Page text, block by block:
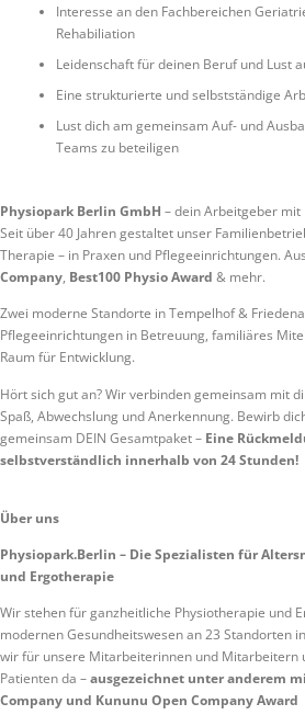
Interesse an den Fachbereichen
Rehabiliation
Leidenschaft für deinen Beruf und Lust
Eine strukturierte und selbstständige
Lust dich am gemeinsam Auf- und
Teams zu beteiligen
Physiopark Berlin GmbH – dein Arbeitgeber mit
Seit über 40 Jahren gestaltet unser
Therapie – in Praxen und Pflegeeinrichtungen.
Company, Best100 Physio Award & mehr.
Zwei moderne Standorte in Tempelhof &
Pflegeeinrichtungen in Betreuung, familiäres
Raum für Entwicklung.
Hört sich gut an? Wir verbinden gemeinsam mit
Spaß, Abwechslung und Anerkennung. Bewirb
gemeinsam DEIN Gesamtpaket – Eine
selbstverständlich innerhalb von 24 Stunden!
Über uns
Physiopark.Berlin – Die Spezialisten für
und Ergotherapie
Wir stehen für ganzheitliche Physiotherapie und
modernen Gesundheitswesen an 23 Standorten
wir für unsere Mitarbeiterinnen und Mitarbeitern
Patienten da –ausgezeichnet unter anderem
Company und Kununu Open Company Award